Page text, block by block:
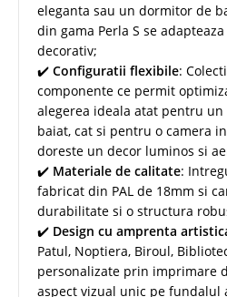
eleganta sau un dormitor de
din gama Perla S se
decorativ;
✔️ Configuratii flexibile:
componente ce permit
alegerea ideala atat pentru
baiat, cat si pentru o camera
doreste un decor luminos si
✔️ Materiale de calitate:
fabricat din PAL de 18mm si
durabilitate si o structura
✔️ Design cu amprenta
Patul, Noptiera, Biroul,
personalizate prin imprimare
aspect vizual unic pe fundalul